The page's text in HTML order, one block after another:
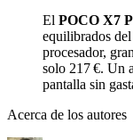
El POCO X7
equilibrados
procesador,
solo 217 €. Un
pantalla sin
Acerca de los autores